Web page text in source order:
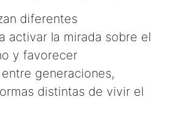
diferentes
activar la mirada sobre el
y favorecer
generaciones,
distintas de vivir el